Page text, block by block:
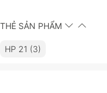
THẺ SẢN PHẨM
HP 21 (3)